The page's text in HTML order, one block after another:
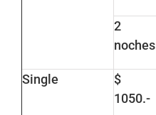
2
noches
Single
$
1050.-